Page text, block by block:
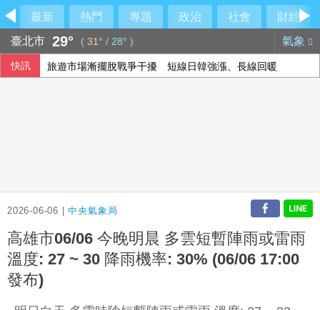
最新 熱門 專題 政治 社會
財經
臺北市 29° ( 31° / 28° ) 氣象
快訊 旅遊市場漸擺脫戰爭干擾 短線日韓強漲、長線回暖
2026-06-06 |中央氣象局
高雄市06/06 今晚明晨 多雲短暫陣雨或雷雨
溫度: 27 ~ 30 降雨機率: 30% (06/06 17:00
發布)